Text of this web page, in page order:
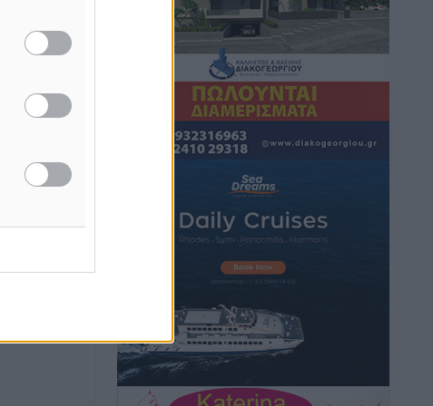
Τουρνάς για φωτιές: «Κανένα
περιθώριο εφησυχασμού» – Σε πλήρη
ετοιμότητα ο μηχανισμός
πριν 5 ώρες
Καιρός: Επιμένουν οι υψηλές
θερμοκρασίες – Ισχυρά μελτέμια έως 9
μποφόρ, σε «Red Code» 6 περιοχές
Τοπικές Ειδήσεις πριν 6 ώρες
Τα φοιτητικά ενοίκια «τινάζουν στον
αέρα» τους οικογενειακούς
προϋπολογισμούς
• πριν 6 ώρες
Ένοπλες Δυνάμεις στη νήσο Ρω